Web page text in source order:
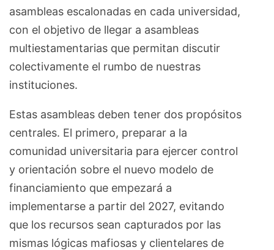
asambleas escalonadas en cada universidad,
con el objetivo de llegar a asambleas
multiestamentarias que permitan discutir
colectivamente el rumbo de nuestras
instituciones.
Estas asambleas deben tener dos propósitos
centrales. El primero, preparar a la
comunidad universitaria para ejercer control
y orientación sobre el nuevo modelo de
financiamiento que empezará a
implementarse a partir del 2027, evitando
que los recursos sean capturados por las
mismas lógicas mafiosas y clientelares de